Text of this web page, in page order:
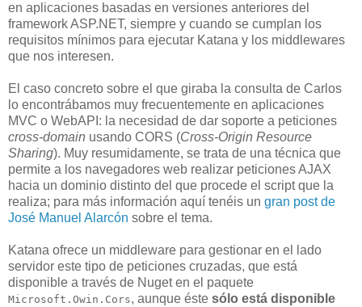
en aplicaciones basadas en versiones anteriores del
framework ASP.NET, siempre y cuando se cumplan los
requisitos mínimos para ejecutar Katana y los middlewares
que nos interesen.
El caso concreto sobre el que giraba la consulta de Carlos
lo encontrábamos muy frecuentemente en aplicaciones
MVC o WebAPI: la necesidad de dar soporte a peticiones
cross-domain usando CORS (Cross-Origin Resource
Sharing). Muy resumidamente, se trata de una técnica que
permite a los navegadores web realizar peticiones AJAX
hacia un dominio distinto del que procede el script que la
realiza; para más información aquí tenéis un gran post de
José Manuel Alarcón sobre el tema.
Katana ofrece un middleware para gestionar en el lado
servidor este tipo de peticiones cruzadas, que está
disponible a través de Nuget en el paquete
Microsoft.Owin.Cors, aunque éste sólo está disponible